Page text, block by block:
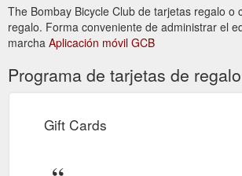
The Bombay Bicycle Club de tarjetas regalo o
regalo. Forma conveniente de administrar el
marcha Aplicación móvil GCB
Programa de tarjetas de regalo
Gift Cards